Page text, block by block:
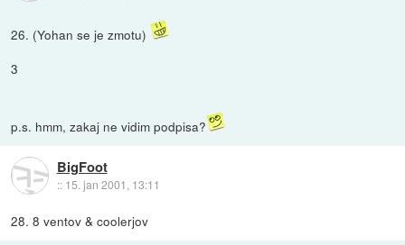
26. (Yohan se je zmotu)
3
p.s. hmm, zakaj ne vidim podpisa?
BigFoot
:: 15. jan 2001, 13:11
28. 8 ventov & coolerjov